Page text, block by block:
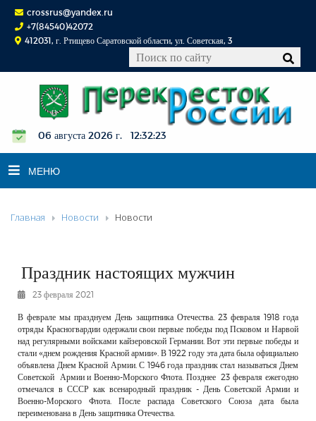
crossrus@yandex.ru
+7(84540)42072
412031, г. Ртищево Саратовской области, ул. Советская, 3
06 августа 2026 г. 12:32:24
МЕНЮ
НОВОСТИ
К СВЕДЕНИЮ
КОНКУРСЫ
РЕКЛАМОДАТЕЛЯМ
ОБЪЯВЛЕНИЯ
КОНТАКТЫ
Главная Новости Новости
Праздник настоящих мужчин
23 февраля 2021
В феврале мы празднуем День защитника Отечества. 23 февраля 1918 года
отряды Красногвардии одержали свои первые победы под Псковом и Нарвой
над регулярными войсками кайзеровской Германии. Вот эти первые победы и
стали «днем рождения Красной армии». В 1922 году эта дата была официально
объявлена Днем Красной Армии. С 1946 года праздник стал называться Днем
Советской Армии и Военно-Морского Флота. Позднее 23 февраля ежегодно
отмечался в СССР как всенародный праздник - День Советской Армии и
Военно-Морского Флота. После распада Советского Союза дата была
переименована в День защитника Отечества.